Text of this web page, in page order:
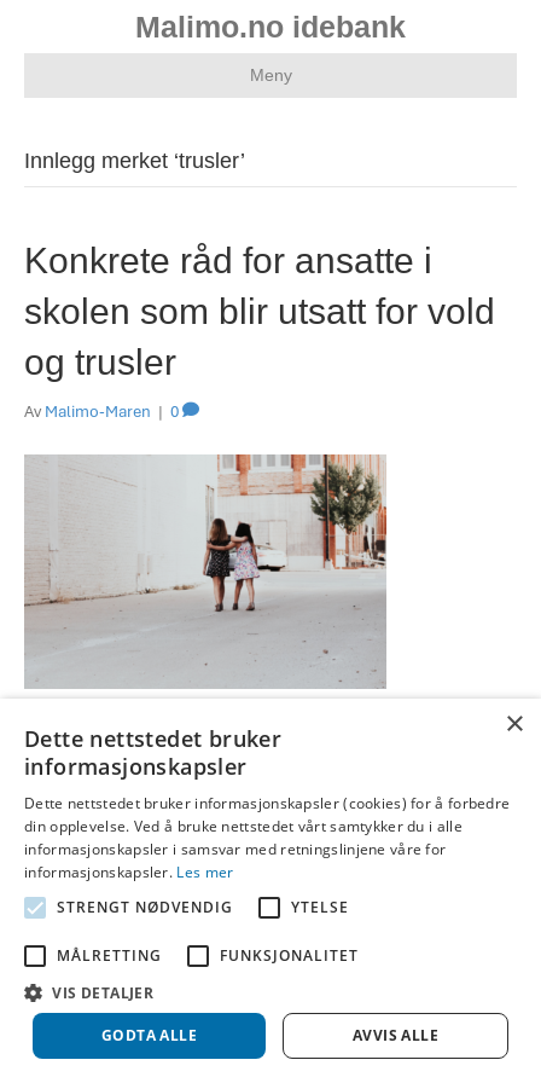
Malimo.no idebank
Meny
Innlegg merket ‘trusler’
Konkrete råd for ansatte i
skolen som blir utsatt for vold
og trusler
Av Malimo-Maren | 0
Noe som aldri skal skje skjer dessverre i klasserom rundt omkring i
landet med jevne mellomrom. Jeg har selv opplevd episoder som
var langt over grensen for hva man skal måtte akseptere. Når man
prøver å orientere seg i hva man skal gjøre, helt konkret, finner man
aller mest informasjon om arbeidsgivers plikt til å…
Les mer
×
Dette nettstedet bruker
informasjonskapsler
Dette nettstedet bruker informasjonskapsler (cookies) for å forbedre
din opplevelse. Ved å bruke nettstedet vårt samtykker du i alle
informasjonskapsler i samsvar med retningslinjene våre for
informasjonskapsler. Les mer
STRENGT NØDVENDIG
YTELSE
MÅLRETTING
FUNKSJONALITET
VIS DETALJER
GODTA ALLE AVVIS ALLE